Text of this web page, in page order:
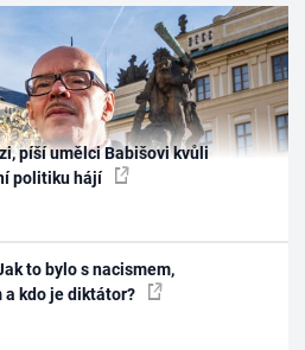
píší umělci Babišovi kvůli
politiku hájí
to bylo s nacismem,
a kdo je diktátor?